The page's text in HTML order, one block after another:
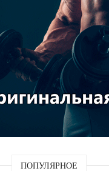
ПОПУЛЯРНОЕ